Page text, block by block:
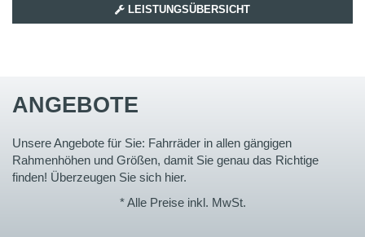
LEISTUNGSÜBERSICHT
ANGEBOTE
Unsere Angebote für Sie: Fahrräder in allen gängigen
Rahmenhöhen und Größen, damit Sie genau das Richtige
finden! Überzeugen Sie sich hier.
* Alle Preise inkl. MwSt.